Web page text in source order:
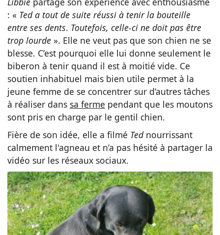
: « Ted a tout de suite réussi à tenir la bouteille
entre ses dents. Toutefois, celle-ci ne doit pas être
trop lourde ». Elle ne veut pas que son chien ne se
blesse. C’est pourquoi elle lui donne seulement le
biberon à tenir quand il est à moitié vide. Ce
soutien inhabituel mais bien utile permet à la
jeune femme de se concentrer sur d’autres tâches
à réaliser dans sa ferme pendant que les moutons
sont pris en charge par le gentil chien.
Fière de son idée, elle a filmé Tednourrissant
calmement l'agneau et n’a pas hésité à partager la
vidéo sur les réseaux sociaux.